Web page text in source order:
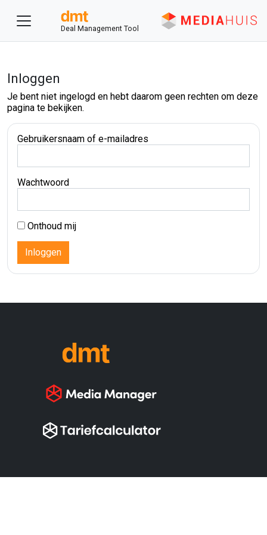
Deal Management Tool
Inloggen
Je bent niet ingelogd en hebt daarom geen rechten om deze
pagina te bekijken.
Gebruikersnaam of e-mailadres
Wachtwoord
Onthoud mij